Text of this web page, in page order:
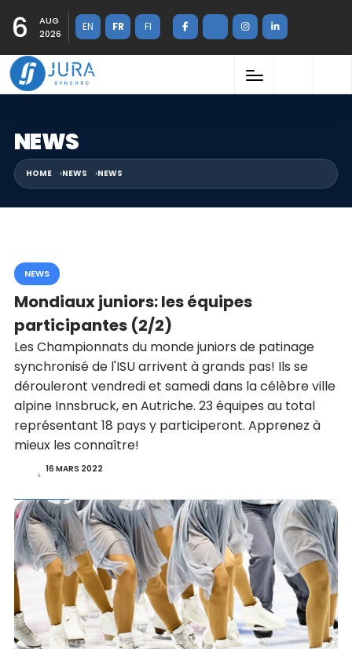
6
AUG
2026
EN FR FI
NEWS
HOME NEWS NEWS
NEWS
Mondiaux juniors: les équipes
participantes (2/2)
Les Championnats du monde juniors de patinage
synchronisé de l'ISU arrivent à grands pas! Ils se
dérouleront vendredi et samedi dans la célèbre ville
alpine Innsbruck, en Autriche. 23 équipes au total
représentant 18 pays y participeront. Apprenez à
mieux les connaître!
16 MARS 2022